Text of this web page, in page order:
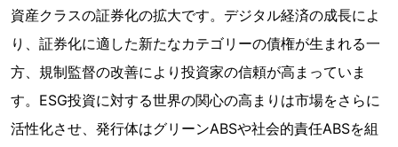
資産クラスの証券化の拡大です。デジタル経済の成長によ
り、証券化に適した新たなカテゴリーの債権が生まれる一
方、規制監督の改善により投資家の信頼が高まっていま
す。ESG投資に対する世界の関心の高まりは市場をさらに
活性化させ、発行体はグリーンABSや社会的責任ABSを組